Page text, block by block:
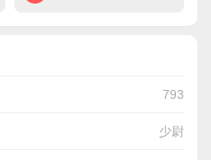
793
少尉